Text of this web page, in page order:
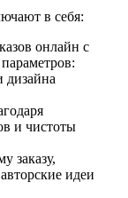
в себя:
онлайн с
дизайна
и чистоты
заказу,
идеи